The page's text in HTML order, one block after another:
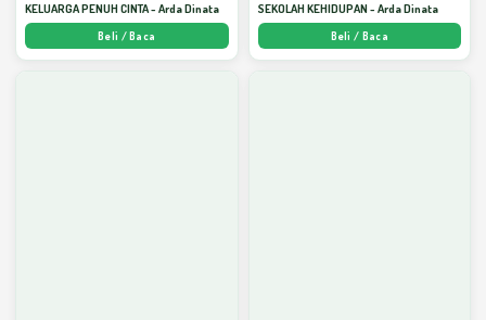
KELUARGA PENUH CINTA - Arda Dinata
Beli / Baca
SEKOLAH KEHIDUPAN - Arda Dinata
Beli / Baca